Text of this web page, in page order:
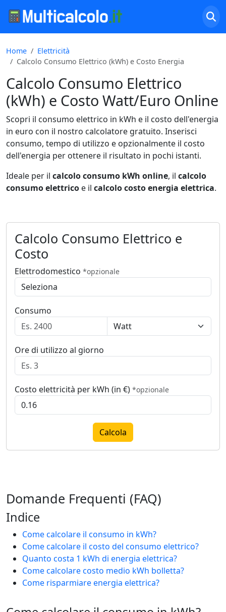
Home
Elettricità
Calcolo Consumo Elettrico (kWh) e Costo Energia
Calcolo Consumo Elettrico
(kWh) e Costo Watt/Euro Online
Scopri il consumo elettrico in kWh e il costo dell'energia
in euro con il nostro calcolatore gratuito. Inserisci
consumo, tempo di utilizzo e opzionalmente il costo
dell'energia per ottenere il risultato in pochi istanti.
Ideale per il calcolo consumo kWh online, il calcolo
consumo elettrico e il calcolo costo energia elettrica.
Calcolo Consumo Elettrico e
Costo
Elettrodomestico *opzionale
Consumo
Ore di utilizzo al giorno
Costo elettricità per kWh (in €) *opzionale
Calcola
Domande Frequenti (FAQ)
Indice
Come calcolare il consumo in kWh?
Come calcolare il costo del consumo elettrico?
Quanto costa 1 kWh di energia elettrica?
Come calcolare costo medio kWh bolletta?
Come risparmiare energia elettrica?